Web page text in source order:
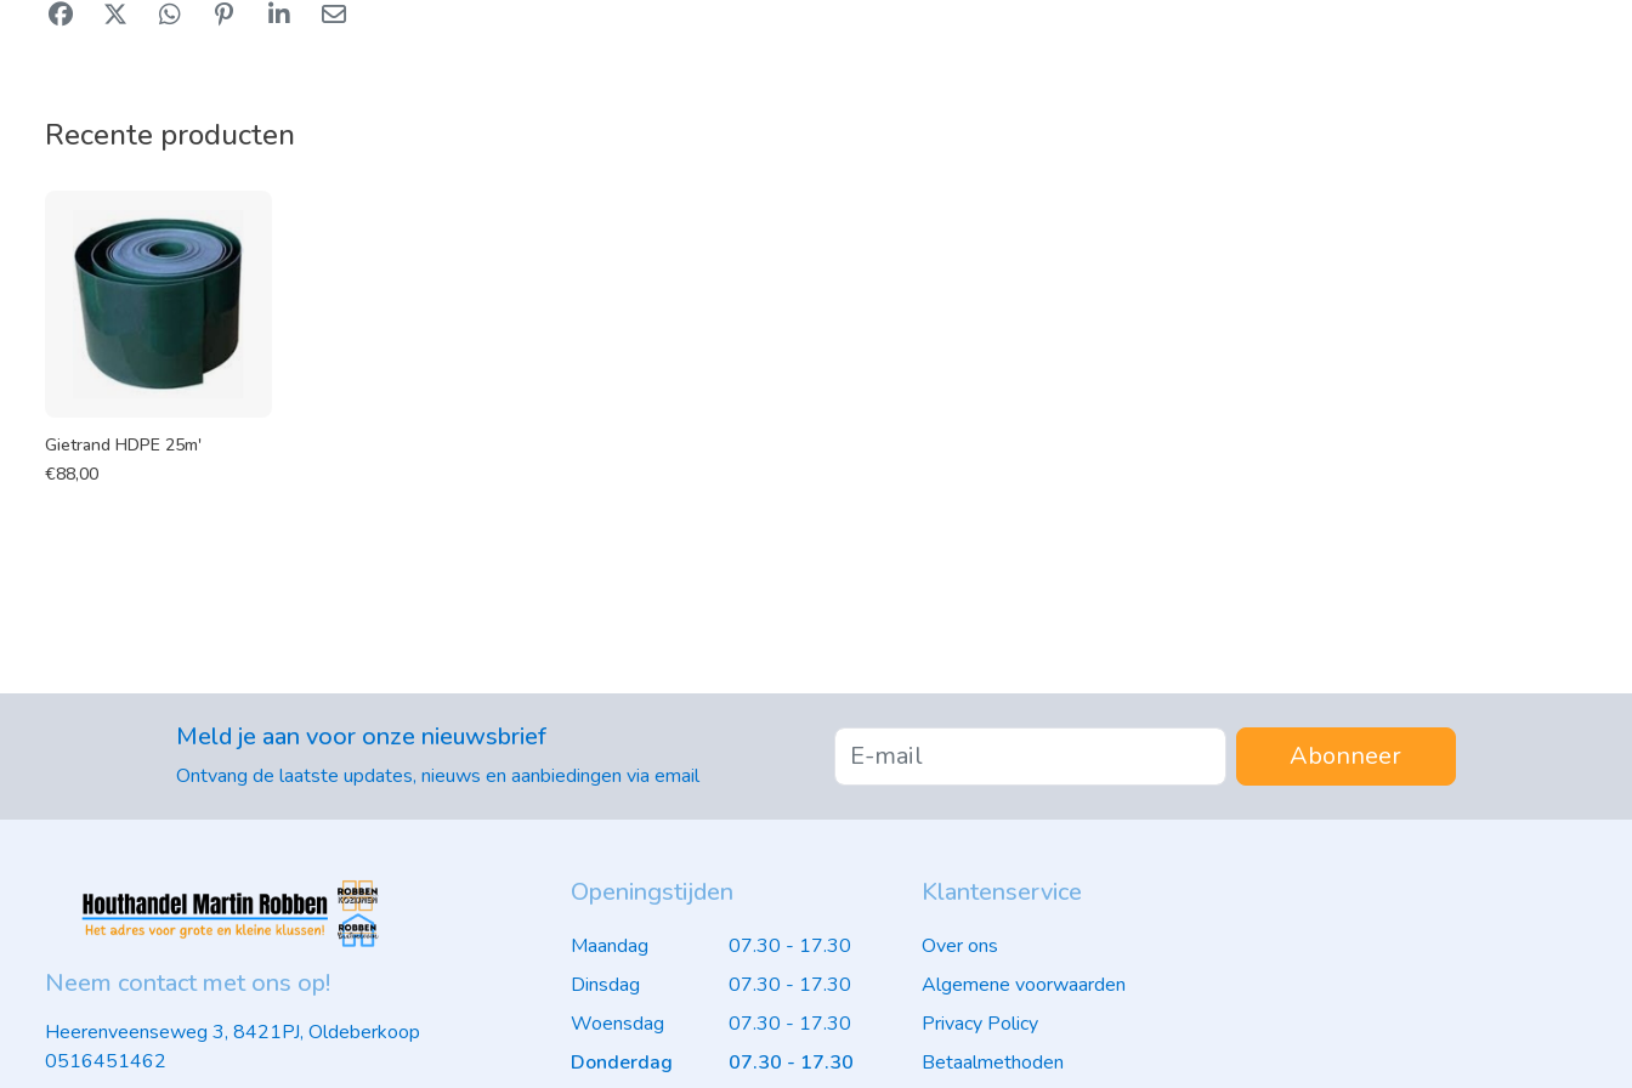
Recente producten
Gietrand HDPE 25m'
€88,00
Meld je aan voor onze nieuwsbrief
Ontvang de laatste updates, nieuws en aanbiedingen via email
Abonneer
Neem contact met ons op!
Heerenveenseweg 3, 8421PJ, Oldeberkoop
0516451462
Openingstijden
Maandag
07.30 - 17.30
Dinsdag
07.30 - 17.30
Woensdag
07.30 - 17.30
Donderdag
07.30 - 17.30
Klantenservice
Over ons
Algemene voorwaarden
Privacy Policy
Betaalmethoden